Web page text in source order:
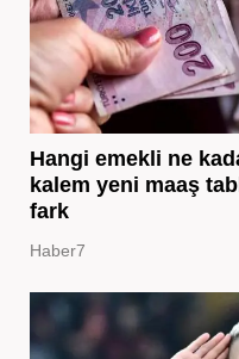
Hangi emekli ne
kalem yeni maaş
fark
Haber7